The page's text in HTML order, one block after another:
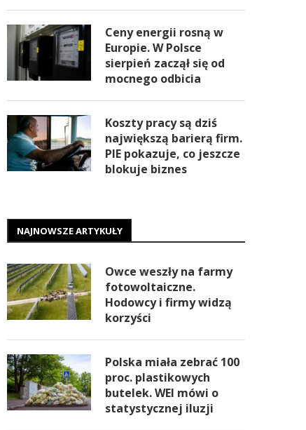
Ceny energii rosną w
Europie. W Polsce
sierpień zaczął się od
mocnego odbicia
Koszty pracy są dziś
największą barierą firm.
PIE pokazuje, co jeszcze
blokuje biznes
NAJNOWSZE ARTYKUŁY
Owce weszły na farmy
fotowoltaiczne.
Hodowcy i firmy widzą
korzyści
Polska miała zebrać 100
proc. plastikowych
butelek. WEI mówi o
statystycznej iluzji